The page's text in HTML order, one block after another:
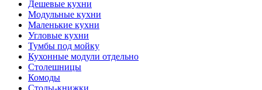
Дешевые кухни
Модульные кухни
Маленькие кухни
Угловые кухни
Тумбы под мойку
Кухонные модули отдельно
Столешницы
Комоды